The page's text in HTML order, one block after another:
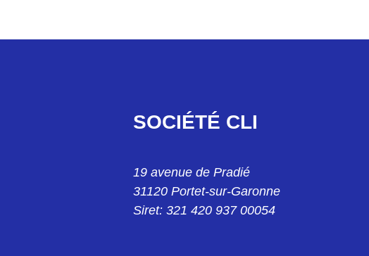
SOCIÉTÉ CLI
19 avenue de Pradié
31120 Portet-sur-Garonne
Siret: 321 420 937 00054